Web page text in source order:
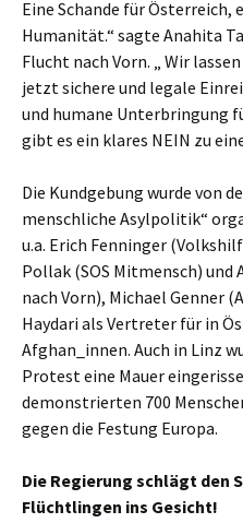
Eine Schande für Österreich,
Humanität.“ sagte Anahita
Flucht nach Vorn. „ Wir
jetzt sichere und legale
und humane Unterbringung
gibt es ein klares NEIN zu
Die Kundgebung wurde von
menschliche Asylpolitik“
u.a. Erich Fenninger
Pollak (SOS Mitmensch)
nach Vorn), Michael Genner
Haydari als Vertreter für in
Afghan_innen. Auch in Linz
Protest eine Mauer
demonstrierten 700
gegen die Festung Europa.
Die Regierung schlägt den
Flüchtlingen ins Gesicht!